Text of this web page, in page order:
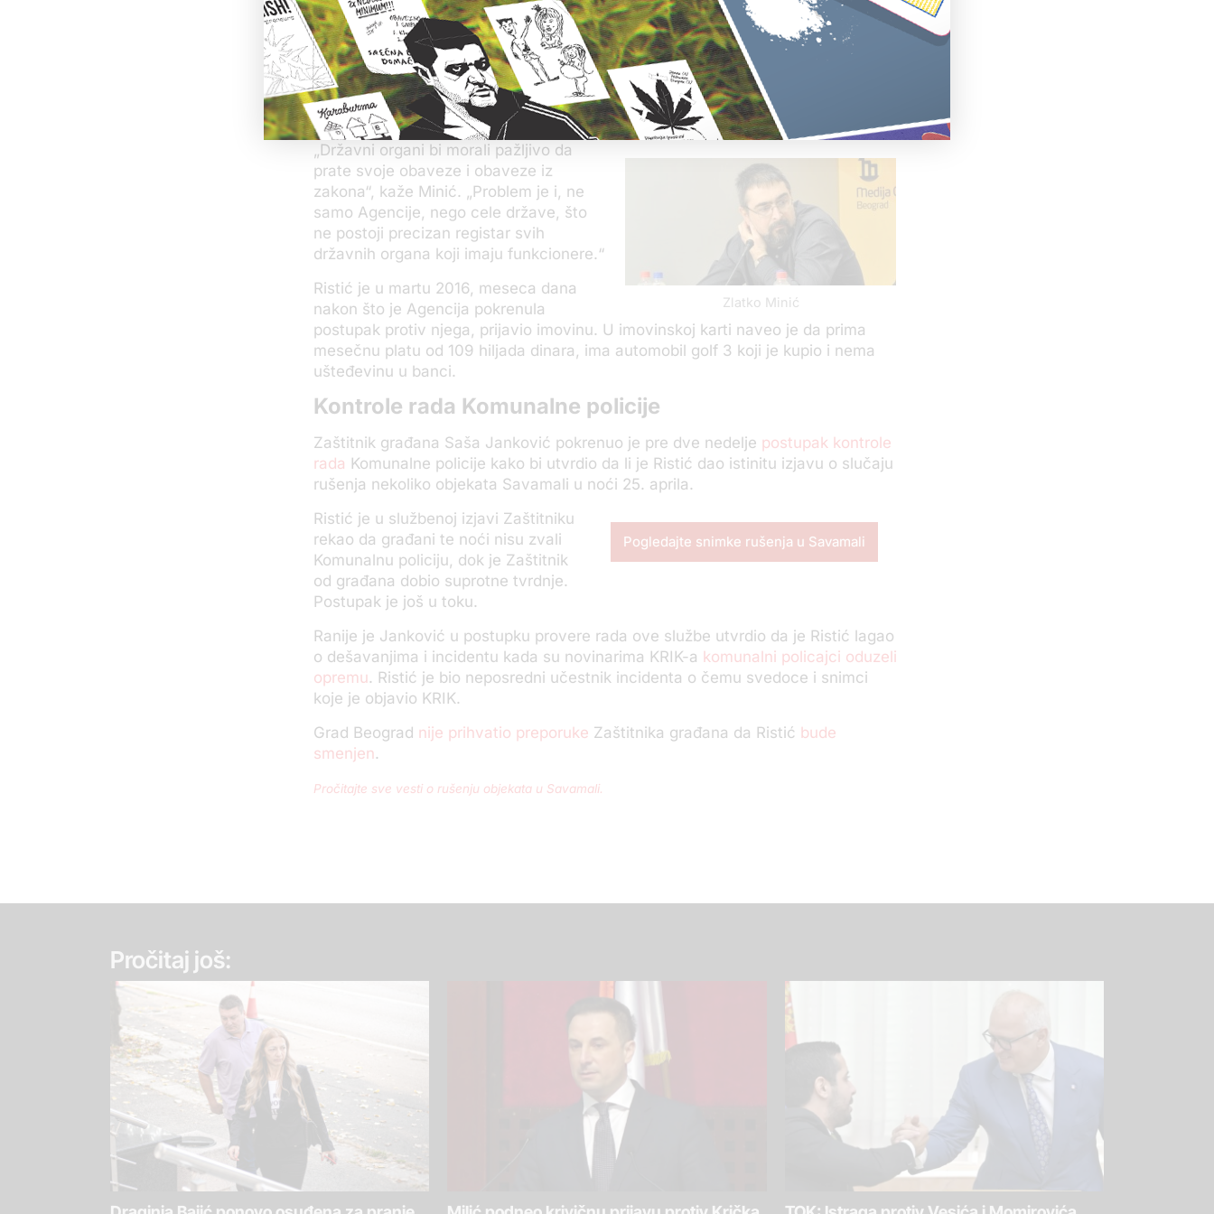
„Tu imamo i odgovornost ograna, a u ovom slučaju, da stvar bude najgora,
imamo čoveka koji je na čelu organa i koji je istupio“, kaže Minić za KRIK.
On smatra da u svakom državnom organu treba da postoji uređen sistem i
uhodani mehanizmi kako bi se izbeglo da funkcioneri koji prekrše zakon prođu
nekažnjeno.
Zlatko Minić
„Državni organi bi morali pažljivo da
prate svoje obaveze i obaveze iz
zakona“, kaže Minić. „Problem je i, ne
samo Agencije, nego cele države, što
ne postoji precizan registar svih
državnih organa koji imaju funkcionere.“
Ristić je u martu 2016, meseca dana
nakon što je Agencija pokrenula
postupak protiv njega, prijavio imovinu. U imovinskoj karti naveo je da prima
mesečnu platu od 109 hiljada dinara, ima automobil golf 3 koji je kupio i nema
ušteđevinu u banci.
Kontrole rada Komunalne policije
Zaštitnik građana Saša Janković pokrenuo je pre dve nedelje postupak kontrole
rada Komunalne policije kako bi utvrdio da li je Ristić dao istinitu izjavu o slučaju
rušenja nekoliko objekata Savamali u noći 25. aprila.
Pogledajte snimke rušenja u Savamali
Ristić je u službenoj izjavi Zaštitniku
rekao da građani te noći nisu zvali
Komunalnu policiju, dok je Zaštitnik
od građana dobio suprotne tvrdnje.
Postupak je još u toku.
Ranije je Janković u postupku provere rada ove službe utvrdio da je Ristić lagao
o dešavanjima i incidentu kada su novinarima KRIK-a komunalni policajci oduzeli
opremu. Ristić je bio neposredni učestnik incidenta o čemu svedoce i snimci
koje je objavio KRIK.
Grad Beograd nije prihvatio preporuke Zaštitnika građana da Ristić bude
smenjen.
Pročitajte sve vesti o rušenju objekata u Savamali.
Pročitaj još: